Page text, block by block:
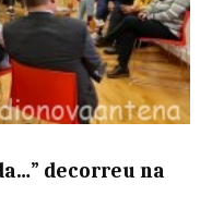
decorreu na